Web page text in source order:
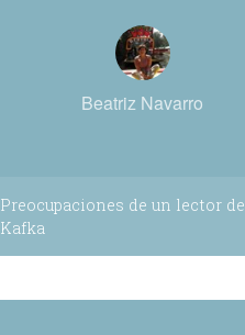
Beatriz Navarro
Preocupaciones de un lector de
Kafka